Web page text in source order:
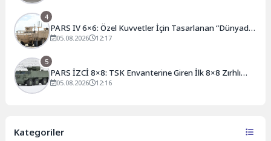
4
PARS IV 6×6: Özel Kuvvetler İçin Tasarlanan “Dünyada
Bir İlk” Zırhlı Araç
05.08.2026 12:17
5
PARS İZCİ 8×8: TSK Envanterine Giren İlk 8×8 Zırhlı
Muharebe Aracı
05.08.2026 12:16
Kategoriler